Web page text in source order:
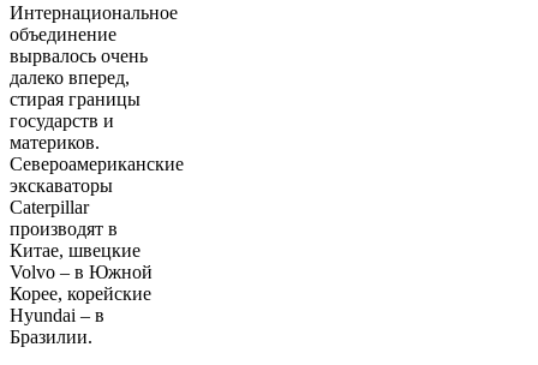
Интернациональное
объединение
вырвалось очень
далеко вперед,
стирая границы
государств и
материков.
Североамериканские
экскаваторы
Caterpillar
производят в
Китае, швецкие
Volvo – в Южной
Корее, корейские
Hyundai – в
Бразилии.